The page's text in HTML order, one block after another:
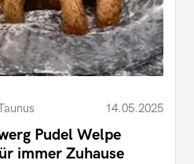
14.05.2025
Pudel Welpe
immer Zuhause